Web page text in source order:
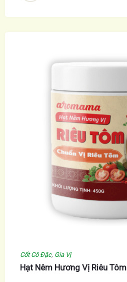
Cốt Cô Đặc, Gia Vị
Hạt Nêm Hương Vị Riêu Tôm